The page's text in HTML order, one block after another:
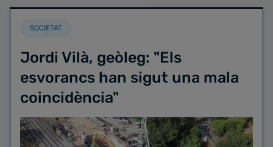
SOCIETAT
Jordi Vilà, geòleg: "Els
esvorancs han sigut una mala
coincidència"